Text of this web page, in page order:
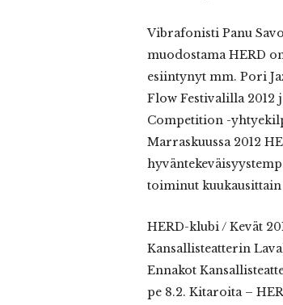
Vibrafonisti Panu
muodostama HERD
esiintynyt mm. Pori
Flow Festivalilla 2012
Competition -
Marraskuussa 2012
toiminut kuukausittain
HERD-klubi / Kevät
Kansallisteatterin
Ennakot
pe 8.2. Kitaroita –